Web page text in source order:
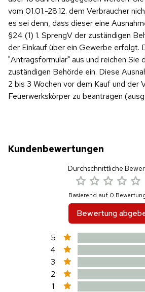
vom 01.01.-28.12. dem Verbraucher
es sei denn, dass dieser eine
§24 (1) 1. SprengV der zuständigen
der Einkauf über ein Gewerbe erfolgt.
"Antragsformular" aus und reichen Sie
zuständigen Behörde ein. Diese
2 bis 3 Wochen vor dem Kauf und der
Feuerwerkskörper zu beantragen
Kundenbewertungen
Durchschnittliche
Basierend auf 0
Bewertung
5
4
3
2
1